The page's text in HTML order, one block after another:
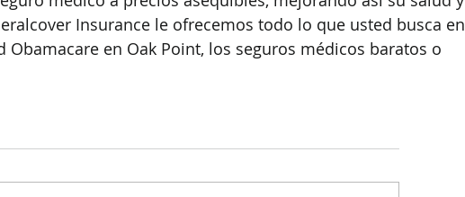
Insurance le ofrecemos todo lo que usted busca en
Obamacare en Oak Point, los seguros médicos baratos o